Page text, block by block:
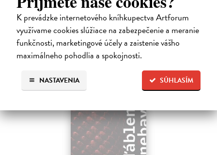
K prevádzke internetového kníhkupectva Artforum
využívame cookies slúžiace na zabezpečenie a meranie
funkčnosti, marketingové účely a zaistenie vášho
maximálneho pohodlia a spokojnosti.
SÚHLASÍM
NASTAVENIA
uzavírá.
Na sklade
14,73 €
15,50 €
na sklade